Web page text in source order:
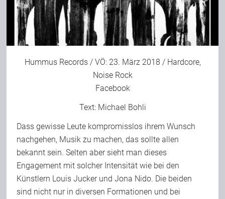
Bild-Archiv
Alles andere
Backstage
Hummus Records / VÖ: 23. März 2018 / Hardcore,
Noise Rock
Facebook
Text: Michael Bohli
Dass gewisse Leute kompromisslos ihrem Wunsch
nachgehen, Musik zu machen, das sollte allen
bekannt sein. Selten aber sieht man dieses
Engagement mit solcher Intensität wie bei den
Künstlern Louis Jucker und Jona Nido. Die beiden
sind nicht nur in diversen Formationen und bei